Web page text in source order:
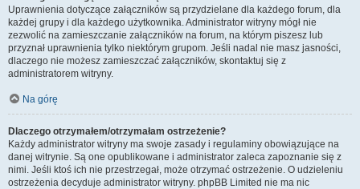
Uprawnienia dotyczące załączników są przydzielane dla każdego forum, dla
każdej grupy i dla każdego użytkownika. Administrator witryny mógł nie
zezwolić na zamieszczanie załączników na forum, na którym piszesz lub
przyznał uprawnienia tylko niektórym grupom. Jeśli nadal nie masz jasności,
dlaczego nie możesz zamieszczać załączników, skontaktuj się z
administratorem witryny.
Na górę
Dlaczego otrzymałem/otrzymałam ostrzeżenie?
Każdy administrator witryny ma swoje zasady i regulaminy obowiązujące na
danej witrynie. Są one opublikowane i administrator zaleca zapoznanie się z
nimi. Jeśli ktoś ich nie przestrzegał, może otrzymać ostrzeżenie. O udzieleniu
ostrzeżenia decyduje administrator witryny. phpBB Limited nie ma nic